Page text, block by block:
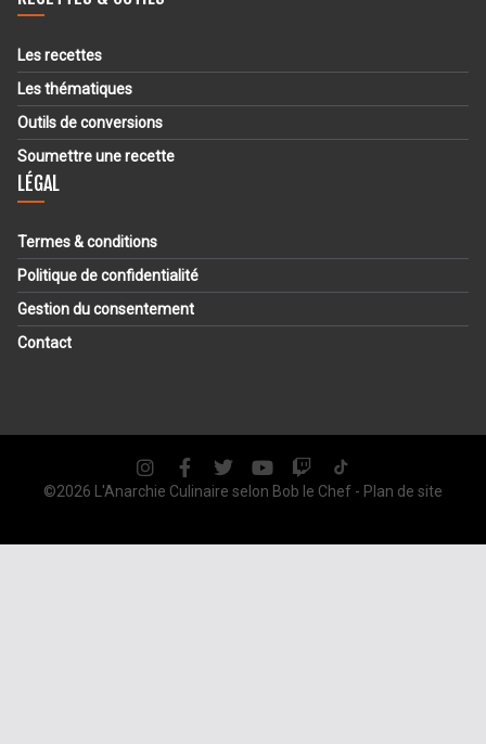
Les recettes
Les thématiques
Outils de conversions
Soumettre une recette
LÉGAL
Termes & conditions
Politique de confidentialité
Gestion du consentement
Contact
©2026 L'Anarchie Culinaire selon Bob le Chef - Plan de site